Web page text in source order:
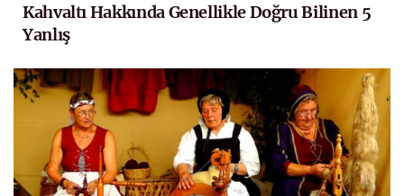
Kahvaltı Hakkında Genellikle Doğru Bilinen 5
Yanlış